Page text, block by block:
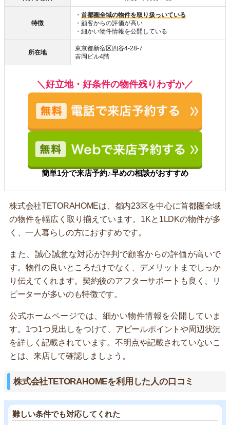
特徴
・ 首都圏全域の物件を取り扱っいている
・顧客からの評価が高い
・細かい物件情報を公開している
所在地
東京都新宿区四谷4-28-7
吉岡ビル4階
＼好立地・好条件の物件残りわずか／
簡単1分で来店予約♪早めの相談がおすすめ
株式会社TETORAHOMEは、都内23区を中心に首都圏全域
の物件を幅広く取り揃えています。1Kと1LDKの物件が多
く、一人暮らしの方におすすめです。
また、誠心誠意な対応が評判で顧客からの評価が高いで
す。物件の良いところだけでなく、デメリットまでしっか
り伝えてくれます。契約後のアフターサポートも良く、リ
ピーターが多いのも特徴です。
公式ホームページでは、細かい物件情報を公開していま
す。1つ1つ見出しをつけて、アピールポイントや周辺状況
を詳しく記載されています。不明点や記載されていないこ
とは、来店して確認しましょう。
株式会社TETORAHOMEを利用した人の口コミ
難しい条件でも対応してくれた